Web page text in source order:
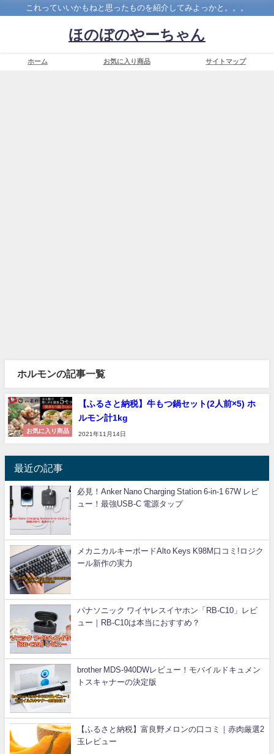
これっていいかもねと思ったものを紹介してみよっかと。。。
ほのぼのやーちゃん
ホーム お気に入り商品 サイトマップ
ホルモンの記事一覧
お気に入り商品
【ふるさと納税】牛もつ鍋セット(2人前×5) ホ
ルモン計1kg
2021年11月14日
最近の記事
必見！Anker Nano Charging Station 6-in-1 67W レビ
ュー！最強USB-C 電源タップ
メカニカルキーボードAlto Keys K98M口コミ!ロジク
ール新作の実力
パナソニック ワイヤレスイヤホン「RB-C10」レビ
ュー｜RB-C10は本当におすすめ？
brother MDS-940DWレビュー！モバイルドキュメン
トスキャナーの決定版
【ふるさと納税】富良野メロンの口コミ｜赤肉厳選2
玉レビュー